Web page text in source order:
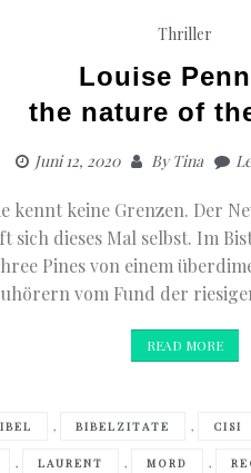
Thriller
Louise
the nature of
Juni 12, 2020 ByTina
kennt keine Grenzen. Der
sich dieses Mal selbst. Im
Pines von einem
vom Fund der
READ MORE
, BIBELZITATE , CISI
, LAURENT , MORD ,